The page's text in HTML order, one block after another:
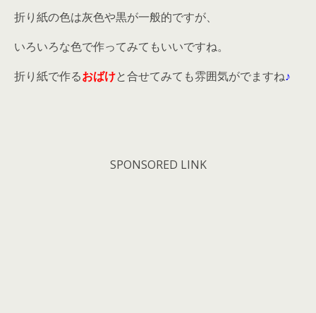
折り紙の色は灰色や黒が一般的ですが、
いろいろな色で作ってみてもいいですね。
折り紙で作るおばけと合せてみても雰囲気がでますね♪
SPONSORED LINK